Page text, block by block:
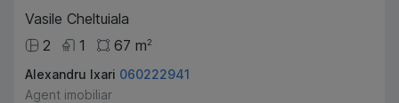
Vasile Cheltuiala
2
1 67 m2
Alexandru Ixari 060222941
Agent imobiliar